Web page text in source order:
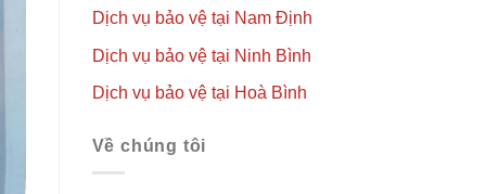
Dịch vụ bảo vệ tại Nam Định
Dịch vụ bảo vệ tại Ninh Bình
Dịch vụ bảo vệ tại Hoà Bình
Về chúng tôi